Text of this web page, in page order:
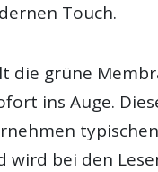
Touch.
die grüne
ins Auge.
wird bei den